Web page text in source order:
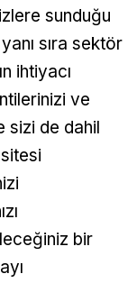
sunduğu
sıra sektör
ihtiyacı
ve
sizi de dahil
bir